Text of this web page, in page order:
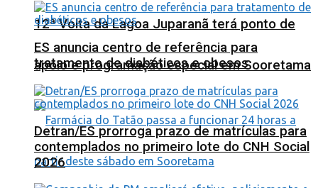
12ª Volta da Lagoa Juparanã terá ponto de
apoio e programação especial em Sooretama
ES anuncia centro de referência para
tratamento de diabéticos e obesos
Detran/ES prorroga prazo de matrículas para
contemplados no primeiro lote do CNH Social
2026